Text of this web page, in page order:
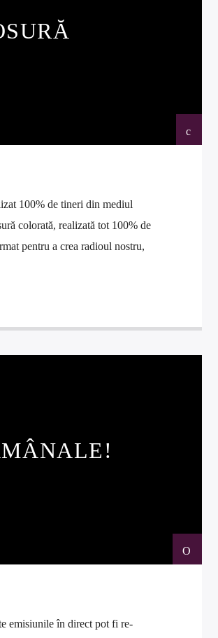
100% de tineri din mediul
colorată, realizată tot 100% de
pentru a crea radioul nostru,
emisiunile în direct pot fi re-